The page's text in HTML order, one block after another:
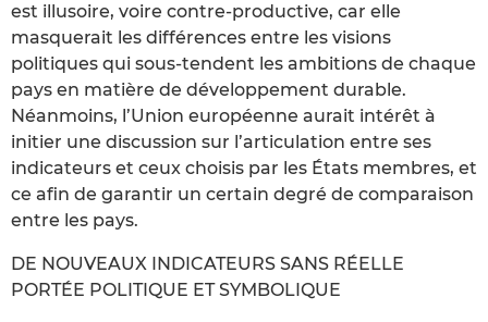
est illusoire, voire contre-productive, car elle
masquerait les différences entre les visions
politiques qui sous-tendent les ambitions de chaque
pays en matière de développement durable.
Néanmoins, l’Union européenne aurait intérêt à
initier une discussion sur l’articulation entre ses
indicateurs et ceux choisis par les États membres, et
ce afin de garantir un certain degré de comparaison
entre les pays.
DE NOUVEAUX INDICATEURS SANS RÉELLE
PORTÉE POLITIQUE ET SYMBOLIQUE